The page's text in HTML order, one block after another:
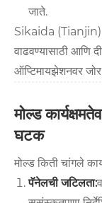
जाते.
Sikaida
वाढवण्यासाठी आणि
ऑप्टिमायझेशनवर
मोल्ड
घटक
मोल्ड किती चांगले
पॅनेलची जटिलता: